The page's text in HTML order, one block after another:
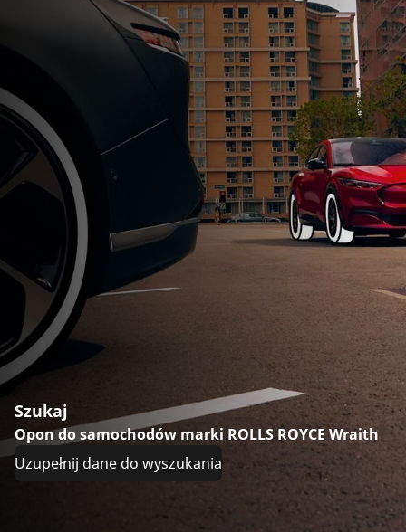
Szukaj
Opon do samochodów marki ROLLS ROYCE Wraith
Uzupełnij dane do wyszukania